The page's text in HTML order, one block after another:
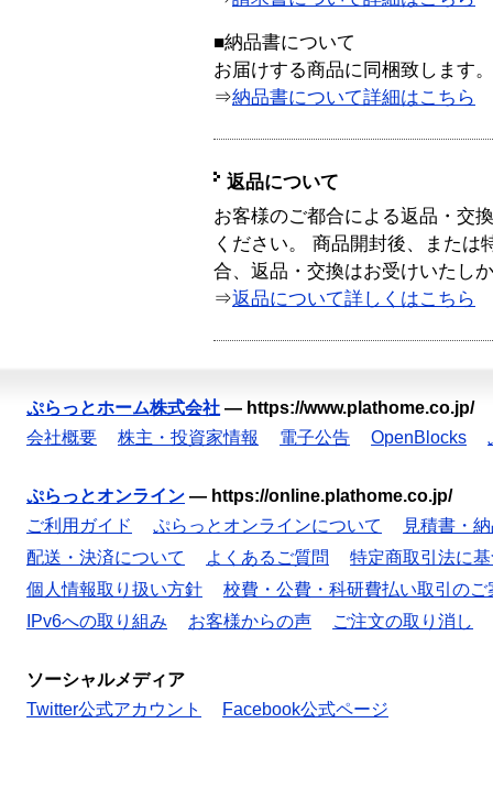
■納品書について
お届けする商品に同梱致します。
⇒納品書について詳細はこちら
返品について
お客様のご都合による返品・交
ください。 商品開封後、または
合、返品・交換はお受けいたし
⇒返品について詳しくはこちら
ぷらっとホーム株式会社 — https://www.plathome.co.jp/
会社概要
株主・投資家情報 電子公告 OpenBlocks
ぷらっとオンライン — https://online.plathome.co.jp/
ご利用ガイド
ぷらっとオンラインについて
見積書・
配送・決済について
よくあるご質問
特定商取引法に
個人情報取り扱い方針
校費・公費・科研費払い取引のご
IPv6への取り組み
お客様からの声 ご注文の取り消し
ソーシャルメディア
Twitter公式アカウント
Facebook公式ページ